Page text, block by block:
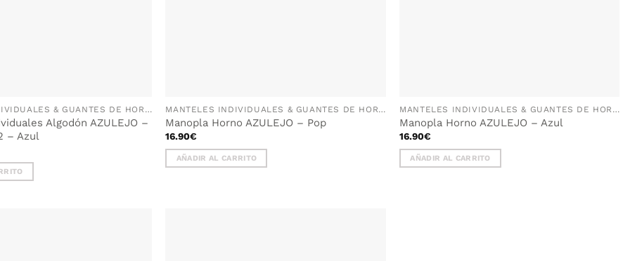
MANTELES INDIVIDUALES & GUANTES DE HORNO
Algodón AZULEJO –
– Azul
MANTELES INDIVIDUALES & GUANTES DE HORNO
Manopla Horno AZULEJO – Pop
16.90€
AÑADIR AL CARRITO
MANTELES INDIVIDUALES & GUANTES DE HORNO
Manopla Horno AZULEJO – Azul
16.90€
AÑADIR AL CARRITO